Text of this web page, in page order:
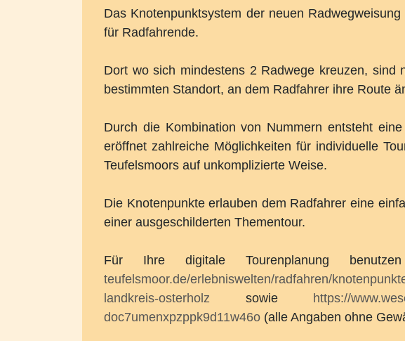
Das Knotenpunktsystem der neuen
für Radfahrende.
Dort wo sich mindestens 2 Radwege kreuzen, sind
bestimmten Standort, an dem Radfahrer ihre Route
Durch die Kombination von Nummern entsteht
eröffnet zahlreiche Möglichkeiten für individuelle
Teufelsmoors auf unkomplizierte Weise.
Die Knotenpunkte erlauben dem Radfahrer eine
einer ausgeschilderten Thementour.
Für Ihre digitale Tourenplanung
teufelsmoor.de/erlebniswelten/radfahren/
landkreis-osterholz sowie https://
doc7umenxpzppk9d11w46o (alle Angaben ohne